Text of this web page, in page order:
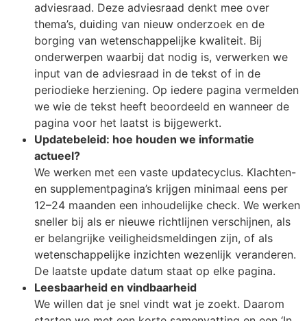
adviesraad. Deze adviesraad denkt mee over
thema’s, duiding van nieuw onderzoek en de
borging van wetenschappelijke kwaliteit. Bij
onderwerpen waarbij dat nodig is, verwerken we
input van de adviesraad in de tekst of in de
periodieke herziening. Op iedere pagina vermelden
we wie de tekst heeft beoordeeld en wanneer de
pagina voor het laatst is bijgewerkt.
Updatebeleid: hoe houden we informatie
actueel?
We werken met een vaste updatecyclus. Klachten-
en supplementpagina’s krijgen minimaal eens per
12–24 maanden een inhoudelijke check. We werken
sneller bij als er nieuwe richtlijnen verschijnen, als
er belangrijke veiligheidsmeldingen zijn, of als
wetenschappelijke inzichten wezenlijk veranderen.
De laatste update datum staat op elke pagina.
Leesbaarheid en vindbaarheid
We willen dat je snel vindt wat je zoekt. Daarom